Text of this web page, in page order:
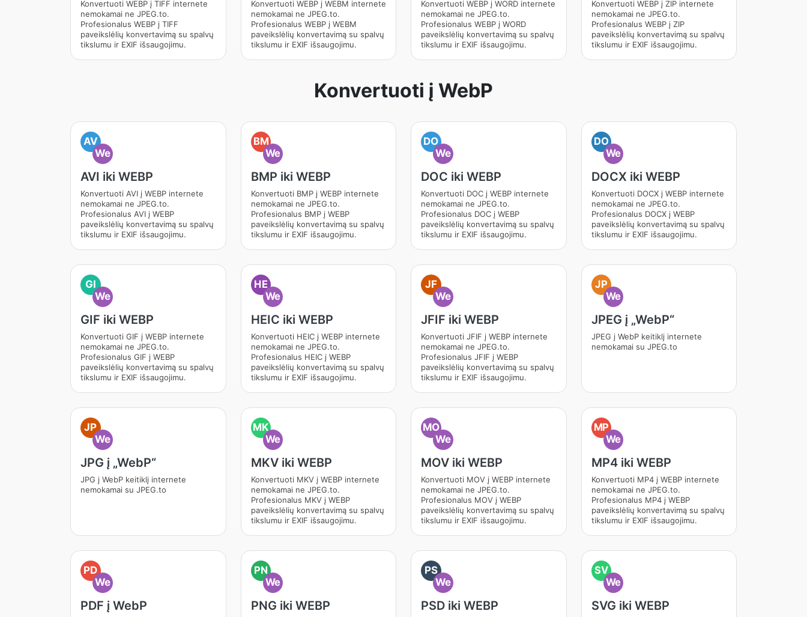
Konvertuoti WEBP į TIFF internete
nemokamai ne JPEG.to.
Profesionalus WEBP į TIFF
paveikslėlių konvertavimą su spalvų
tikslumu ir EXIF išsaugojimu.
Konvertuoti WEBP į WEBM internete
nemokamai ne JPEG.to.
Profesionalus WEBP į WEBM
paveikslėlių konvertavimą su spalvų
tikslumu ir EXIF išsaugojimu.
Konvertuoti WEBP į WORD internete
nemokamai ne JPEG.to.
Profesionalus WEBP į WORD
paveikslėlių konvertavimą su spalvų
tikslumu ir EXIF išsaugojimu.
Konvertuoti WEBP į ZIP internete
nemokamai ne JPEG.to.
Profesionalus WEBP į ZIP
paveikslėlių konvertavimą su spalvų
tikslumu ir EXIF išsaugojimu.
Konvertuoti į WebP
AV
We
AVI iki WEBP
Konvertuoti AVI į WEBP internete
nemokamai ne JPEG.to.
Profesionalus AVI į WEBP
paveikslėlių konvertavimą su spalvų
tikslumu ir EXIF išsaugojimu.
BM
We
BMP iki WEBP
Konvertuoti BMP į WEBP internete
nemokamai ne JPEG.to.
Profesionalus BMP į WEBP
paveikslėlių konvertavimą su spalvų
tikslumu ir EXIF išsaugojimu.
DO
We
DOC iki WEBP
Konvertuoti DOC į WEBP internete
nemokamai ne JPEG.to.
Profesionalus DOC į WEBP
paveikslėlių konvertavimą su spalvų
tikslumu ir EXIF išsaugojimu.
DO
We
DOCX iki WEBP
Konvertuoti DOCX į WEBP internete
nemokamai ne JPEG.to.
Profesionalus DOCX į WEBP
paveikslėlių konvertavimą su spalvų
tikslumu ir EXIF išsaugojimu.
GI
We
GIF iki WEBP
Konvertuoti GIF į WEBP internete
nemokamai ne JPEG.to.
Profesionalus GIF į WEBP
paveikslėlių konvertavimą su spalvų
tikslumu ir EXIF išsaugojimu.
HE
We
HEIC iki WEBP
Konvertuoti HEIC į WEBP internete
nemokamai ne JPEG.to.
Profesionalus HEIC į WEBP
paveikslėlių konvertavimą su spalvų
tikslumu ir EXIF išsaugojimu.
JF
We
JFIF iki WEBP
Konvertuoti JFIF į WEBP internete
nemokamai ne JPEG.to.
Profesionalus JFIF į WEBP
paveikslėlių konvertavimą su spalvų
tikslumu ir EXIF išsaugojimu.
JP
We
JPEG į „WebP“
JPEG į WebP keitiklį internete
nemokamai su JPEG.to
JP
We
JPG į „WebP“
JPG į WebP keitiklį internete
nemokamai su JPEG.to
MK
We
MKV iki WEBP
Konvertuoti MKV į WEBP internete
nemokamai ne JPEG.to.
Profesionalus MKV į WEBP
paveikslėlių konvertavimą su spalvų
tikslumu ir EXIF išsaugojimu.
MO
We
MOV iki WEBP
Konvertuoti MOV į WEBP internete
nemokamai ne JPEG.to.
Profesionalus MOV į WEBP
paveikslėlių konvertavimą su spalvų
tikslumu ir EXIF išsaugojimu.
MP
We
MP4 iki WEBP
Konvertuoti MP4 į WEBP internete
nemokamai ne JPEG.to.
Profesionalus MP4 į WEBP
paveikslėlių konvertavimą su spalvų
tikslumu ir EXIF išsaugojimu.
PD
We
PDF į WebP
PN
We
PNG iki WEBP
PS
We
PSD iki WEBP
SV
We
SVG iki WEBP